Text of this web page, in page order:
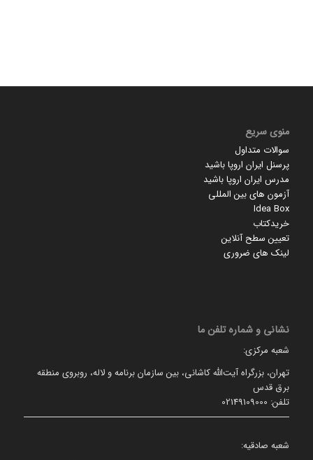
منوی سریع
سوالات متداول
پرسنل ایران اروپا باشید
مدرس ایران اروپا باشید
آزمون های بین المللی
Idea Box
خریدکتاب
تعیین سطح آنلاین
لینک های ضروری
نشانی و شماره تلفن ما
شعبه مرکزی:
تهران، بزرگراه آیت‌الله کاشانی، بین سازمان برنامه و لاله، روبروی منطقه
برق قدس
تلفن: 02149109000
شعبه صادقیه: